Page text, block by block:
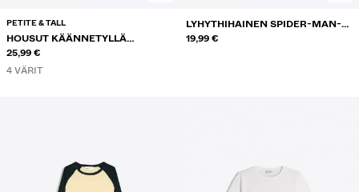
PETITE & TALL
HOUSUT KÄÄNNETYLLÄ
VYÖTÄRÖLLÄ
25,99 €
4 VÄRIT
LYHYTHIHAINEN SPIDER-MAN-T-
PAITA
19,99 €